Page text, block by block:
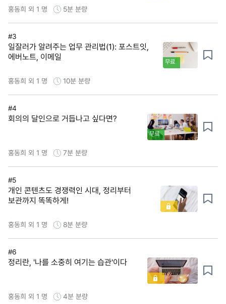
홍동희 외 1 명 5분 분량
#3
일잘러가 알려주는 업무 관리법(1): 포스트잇,
에버노트, 이메일
무료
홍동희 외 1 명 10분 분량
#4
회의의 달인으로 거듭나고 싶다면?
무료
홍동희 외 1 명 7분 분량
#5
개인 콘텐츠도 경쟁력인 시대, 정리부터
보관까지 똑똑하게!
홍동희 외 1 명 8분 분량
#6
정리란, '나를 소중히 여기는 습관'이다
홍동희 외 1 명 4분 분량